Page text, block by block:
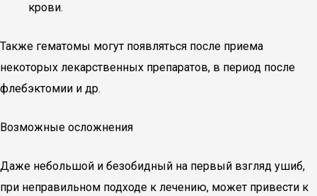
крови.
Также гематомы могут появляться после приема
некоторых лекарственных препаратов, в период после
флебэктомии и др.
Возможные осложнения
Даже небольшой и безобидный на первый взгляд ушиб,
при неправильном подходе к лечению, может привести к